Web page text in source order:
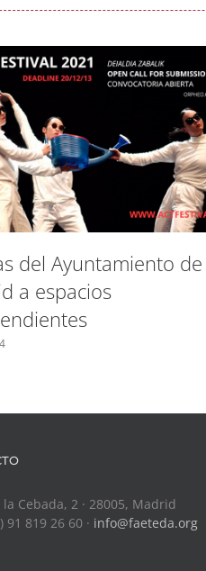
del Ayuntamiento de
a espacios
la Cebada, 2 · 28005, Madrid
91 819 26 60 · info@faeteda.org